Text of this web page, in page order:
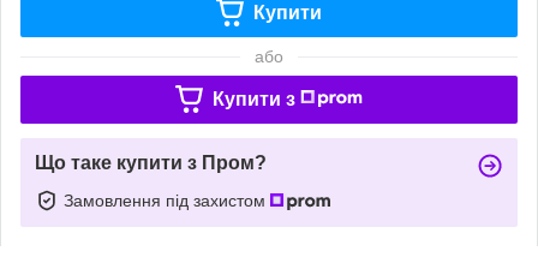
Купити
або
Купити з
Що таке купити з Пром?
Замовлення під захистом